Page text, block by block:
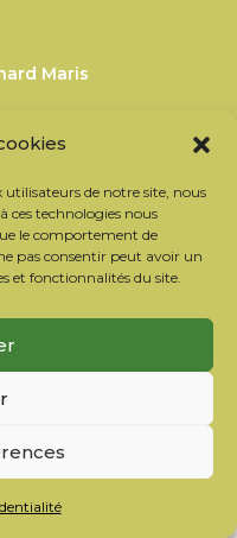
utilisateurs de notre site, nous
ces technologies nous
le comportement de
pas consentir peut avoir un
et fonctionnalités du site.
Maris